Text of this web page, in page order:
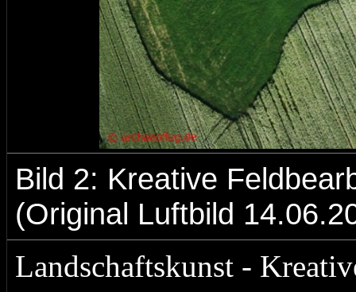
Bild 2: Kreative
(Original Luftbild
Landschaftskunst -